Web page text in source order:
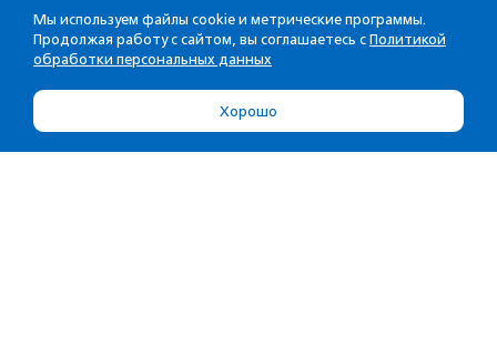
Мы используем файлы cookie и метрические программы.
Продолжая работу с сайтом, вы соглашаетесь с Политикой
обработки персональных данных
Хорошо